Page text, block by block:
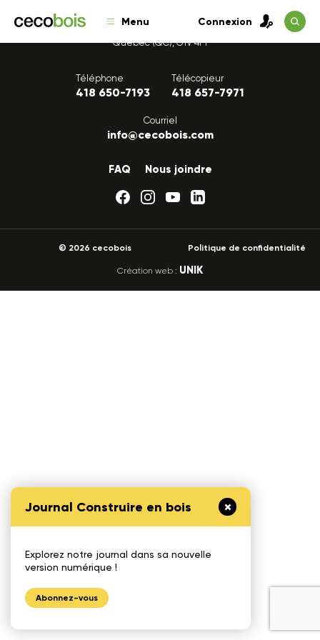
Menu Connexion
Journal Construire en bois
Explorez notre journal dans sa nouvelle
version numérique !
Abonnez-vous
1175, avenue Lavigerie, Bureau 200
Québec (QC), G1V 4P1
Téléphone
418 650-7193
Télécopieur
418 657-7971
Courriel
info@cecobois.com
FAQ Nous joindre
© 2026 cecobois Politique de confidentialité
Création web : UNIK